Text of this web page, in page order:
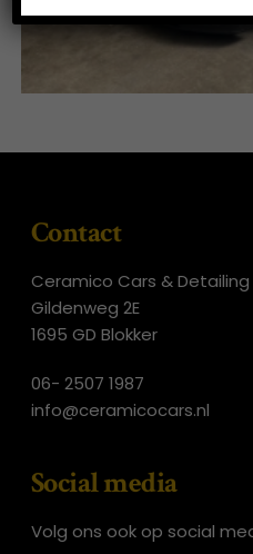
Contact
Ceramico Cars & Detailing
Gildenweg 2E
1695 GD Blokker
06- 2507 1987
info@ceramicocars.nl
Social media
Volg ons ook op social